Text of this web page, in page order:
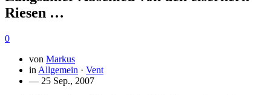
Riesen …
0
von Markus
in Allgemein · Vent
— 25 Sep., 2007